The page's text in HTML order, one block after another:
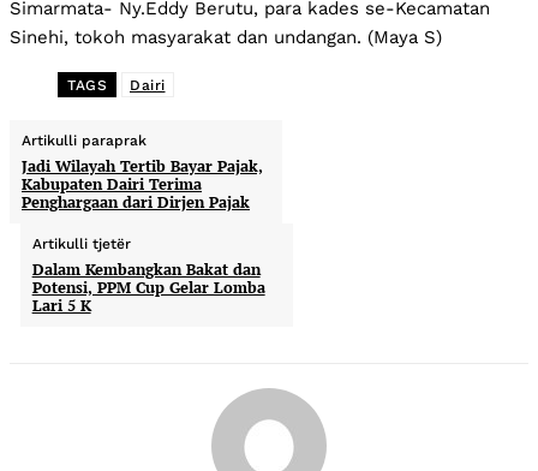
Simarmata- Ny.Eddy Berutu, para kades se-Kecamatan
Sinehi, tokoh masyarakat dan undangan. (Maya S)
TAGS Dairi
Artikulli paraprak
Jadi Wilayah Tertib Bayar Pajak,
Kabupaten Dairi Terima
Penghargaan dari Dirjen Pajak
Artikulli tjetër
Dalam Kembangkan Bakat dan
Potensi, PPM Cup Gelar Lomba
Lari 5 K